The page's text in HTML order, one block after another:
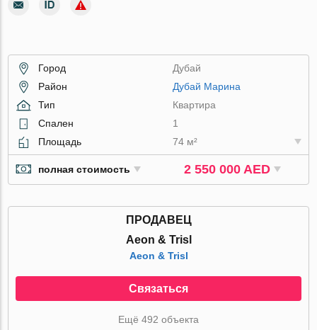
Город
Дубай
Район
Дубай Марина
Тип
Квартира
Спален
1
Площадь
74 м²
полная стоимость 2 550 000 AED
ПРОДАВЕЦ
Aeon & Trisl
Aeon & Trisl
Связаться
Ещё 492 объекта